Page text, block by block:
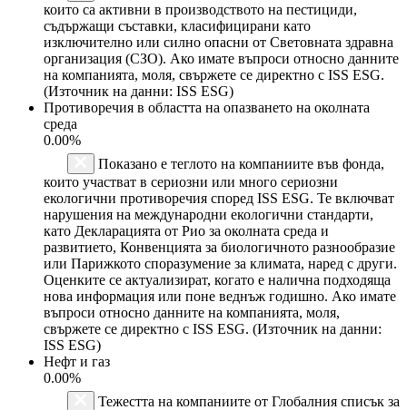
които са активни в производството на пестициди,
съдържащи съставки, класифицирани като
изключително или силно опасни от Световната здравна
организация (СЗО). Ако имате въпроси относно данните
на компанията, моля, свържете се директно с ISS ESG.
(Източник на данни: ISS ESG)
Противоречия в областта на опазването на околната
среда
0.00%
Показано е теглото на компаниите във фонда,
които участват в сериозни или много сериозни
екологични противоречия според ISS ESG. Те включват
нарушения на международни екологични стандарти,
като Декларацията от Рио за околната среда и
развитието, Конвенцията за биологичното разнообразие
или Парижкото споразумение за климата, наред с други.
Оценките се актуализират, когато е налична подходяща
нова информация или поне веднъж годишно. Ако имате
въпроси относно данните на компанията, моля,
свържете се директно с ISS ESG. (Източник на данни:
ISS ESG)
Нефт и газ
0.00%
Тежестта на компаниите от Глобалния списък за